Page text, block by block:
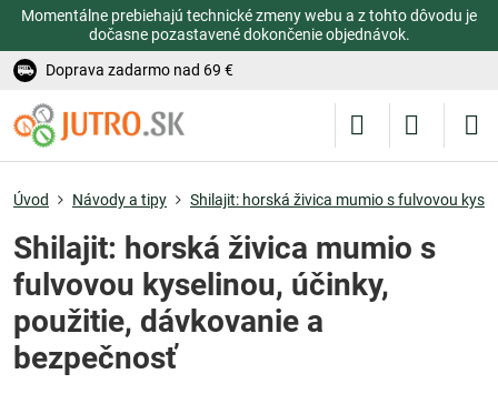
Momentálne prebiehajú technické zmeny webu a z tohto dôvodu je
dočasne pozastavené dokončenie objednávok.
Doprava zadarmo nad 69 €
Úvod Návody a tipy Shilajit: horská živica mumio s fulvovou
Shilajit: horská živica mumio s
fulvovou kyselinou, účinky,
použitie, dávkovanie a
bezpečnosť